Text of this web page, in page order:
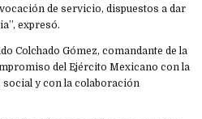
de servicio, dispuestos a dar
expresó.
Colchado Gómez, comandante de la
del Ejército Mexicano con la
social y con la colaboración